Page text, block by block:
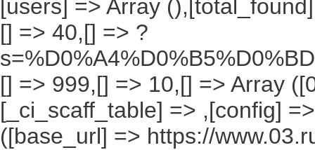
[users] => Array
[] => 40,[] => ?
[] => 999,[] => 10,[] => Array
[_ci_scaff_table] => ,[config]
([base_url] => https://